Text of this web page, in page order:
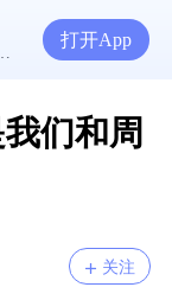
打开App
们和周
关注